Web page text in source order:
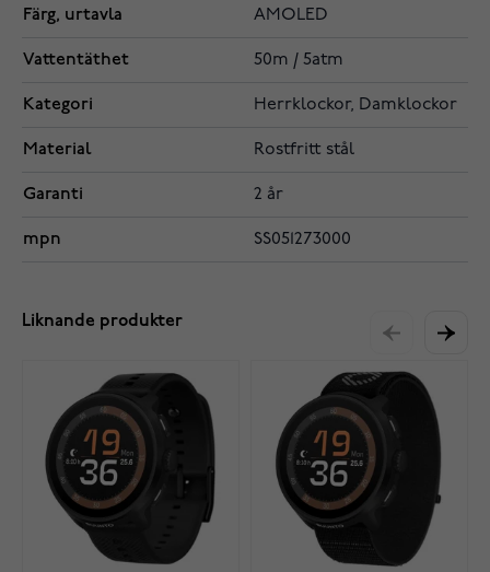
Färg, urtavla AMOLED
Vattentäthet 50m / 5atm
Kategori Herrklockor, Damklockor
Material Rostfritt stål
Garanti 2 år
mpn SS051273000
Liknande produkter